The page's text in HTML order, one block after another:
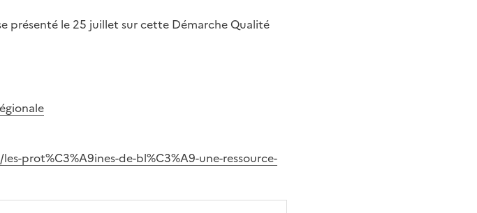
présenté le 25 juillet sur cette Démarche Qualité
prot%C3%A9ines-de-bl%C3%A9-une-ressource-